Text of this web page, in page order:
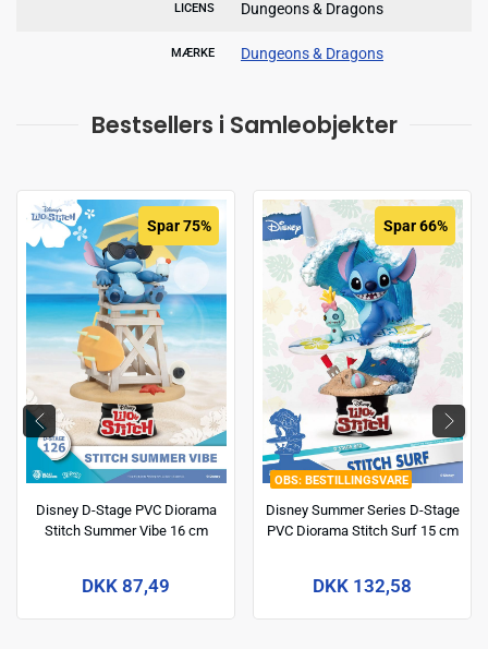
LICENS Dungeons & Dragons
MÆRKE Dungeons & Dragons
Bestsellers i Samleobjekter
Spar 75%
Disney D-Stage PVC Diorama
Stitch Summer Vibe 16 cm
DKK 87,49
BESTILLINGSVARE
Spar 66%
Disney Summer Series D-Stage
PVC Diorama Stitch Surf 15 cm
DKK 132,58